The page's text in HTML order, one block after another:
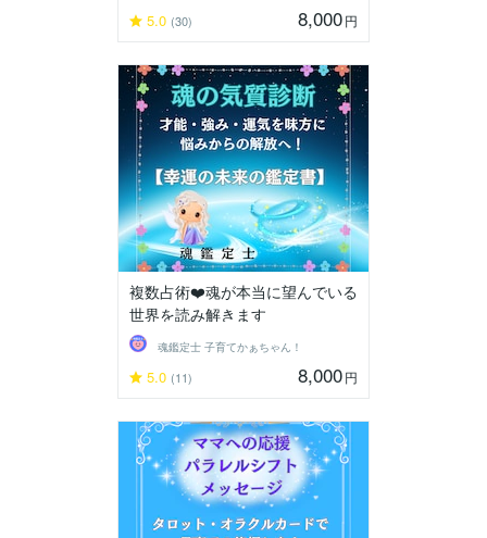
5.0 (30) 8,000円
複数占術❤️魂が本当に望んでいる
世界を読み解きます
魂鑑定士 子育てかぁちゃん！
5.0 (11) 8,000円